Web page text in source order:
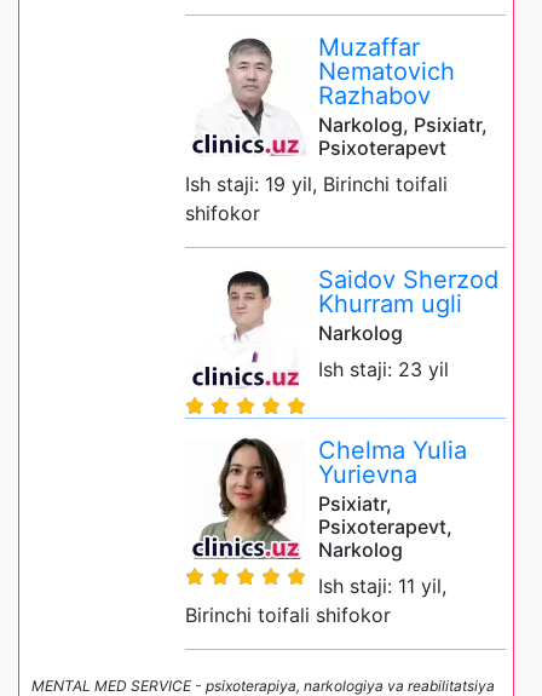
Muzaffar
Nematovich
Razhabov
Narkolog, Psixiatr,
Psixoterapevt
Ish staji: 19 yil, Birinchi toifali
shifokor
Saidov Sherzod
Khurram ugli
Narkolog
Ish staji: 23 yil
Chelma Yulia
Yurievna
Psixiatr,
Psixoterapevt,
Narkolog
Ish staji: 11 yil,
Birinchi toifali shifokor
MENTAL MED SERVICE - psixoterapiya, narkologiya va reabilitatsiya